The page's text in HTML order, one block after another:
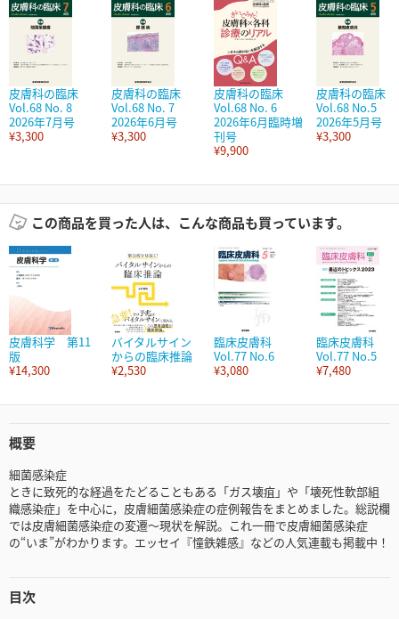
皮膚科の臨床
Vol.68 No. 8
2026年7月号
¥3,300
皮膚科の臨床
Vol.68 No. 7
2026年6月号
¥3,300
皮膚科の臨床
Vol.68 No. 6
2026年6月臨時増
刊号
¥9,900
皮膚科の臨床
Vol.68 No.5
2026年5月号
¥3,300
この商品を買った人は、こんな商品も買っています。
皮膚科学 第11
版
¥14,300
バイタルサイン
からの臨床推論
¥2,530
臨床皮膚科
Vol.77 No.6
¥3,080
臨床皮膚科
Vol.77 No.5
¥7,480
概要
細菌感染症
ときに致死的な経過をたどることもある「ガス壊疽」や「壊死性軟部組
織感染症」を中心に，皮膚細菌感染症の症例報告をまとめました。総説欄
では皮膚細菌感染症の変遷～現状を解説。これ一冊で皮膚細菌感染症
の“いま”がわかります。エッセイ『憧鉄雑感』などの人気連載も掲載中！
目次